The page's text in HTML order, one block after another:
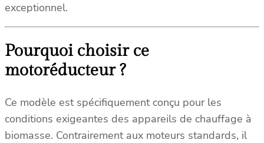
exceptionnel.
Pourquoi choisir ce
motoréducteur ?
Ce modèle est spécifiquement conçu pour les
conditions exigeantes des appareils de chauffage à
biomasse. Contrairement aux moteurs standards, il